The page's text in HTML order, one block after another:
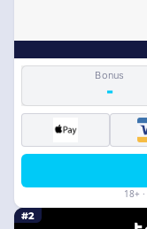
Bonus
-
18+
#2